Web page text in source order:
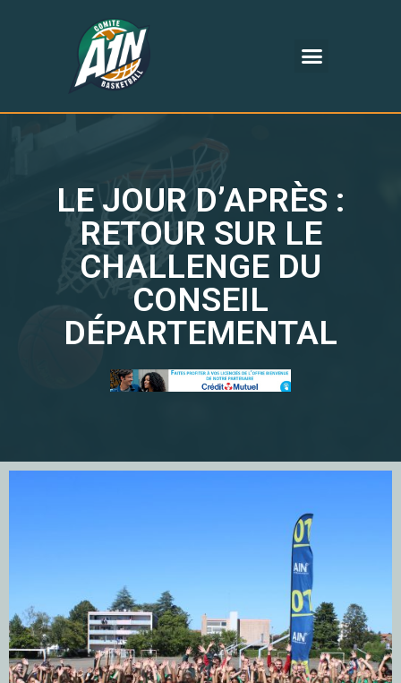
LE JOUR D’APRÈS :
RETOUR SUR LE
CHALLENGE DU
CONSEIL
DÉPARTEMENTAL